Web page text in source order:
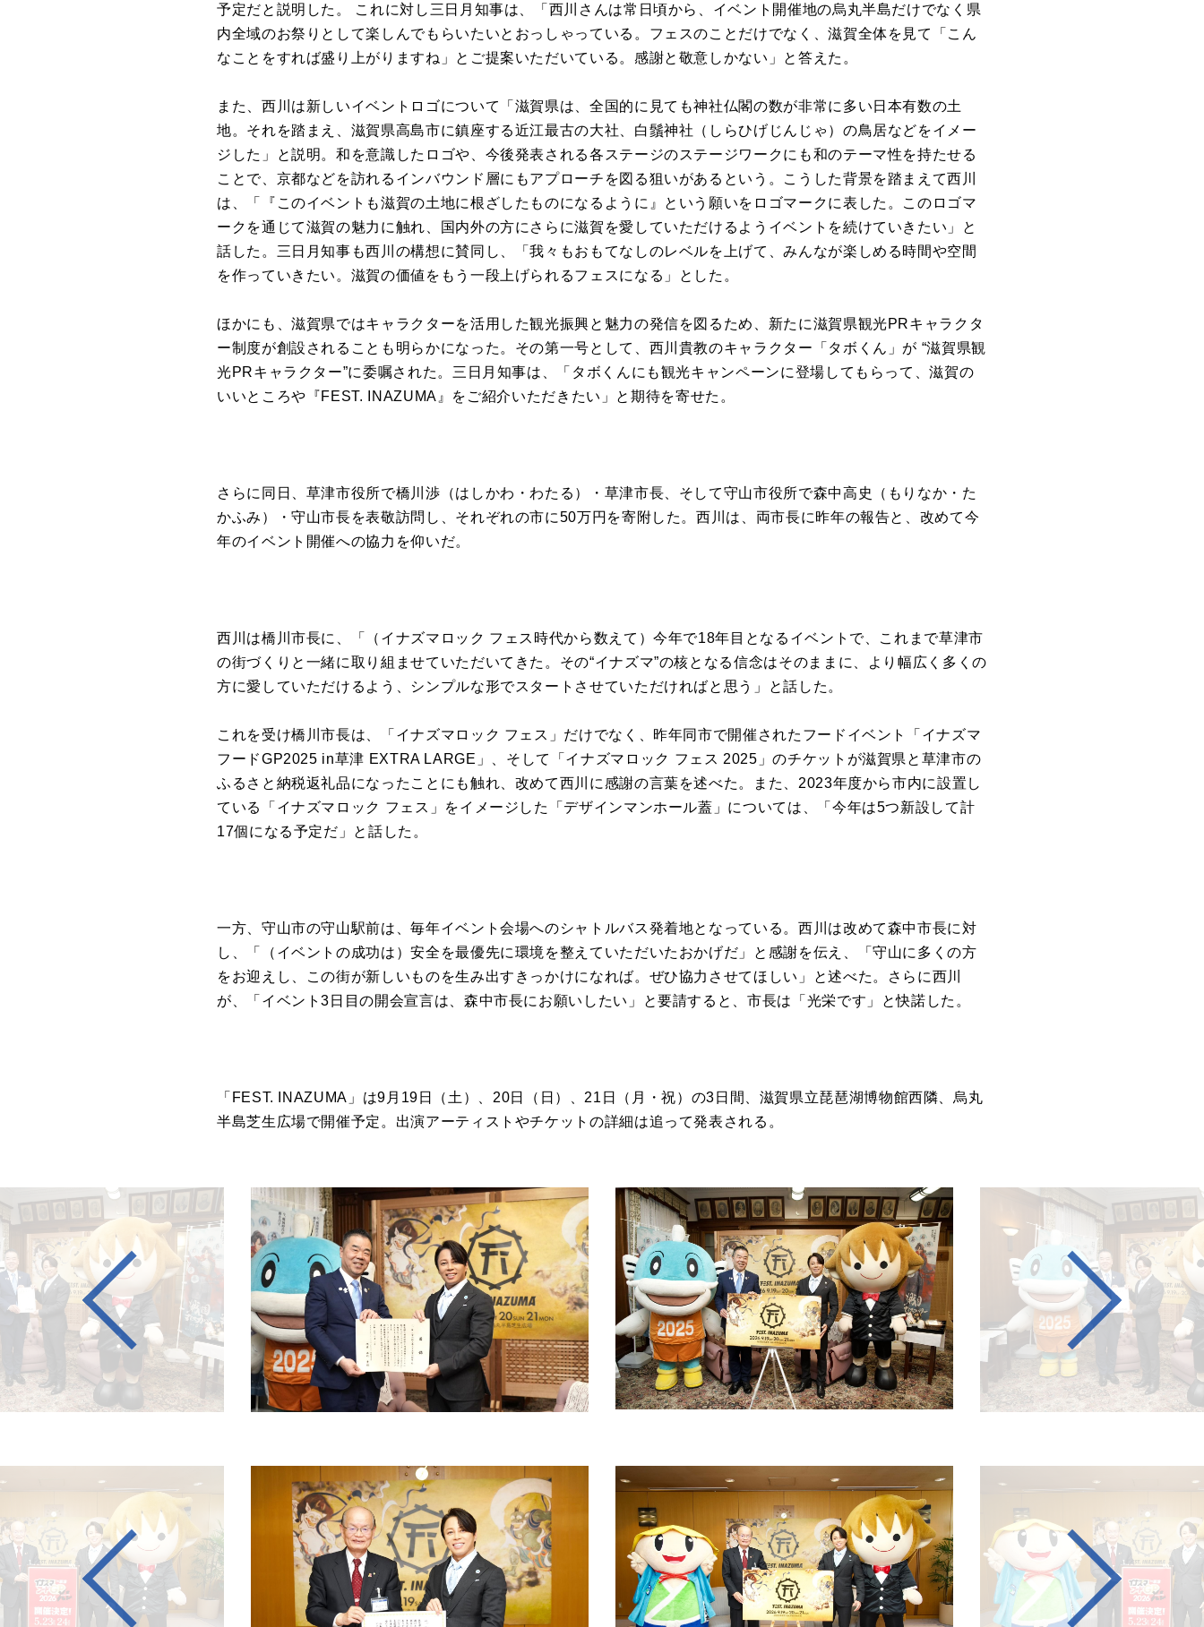
予定だと説明した。 これに対し三日月知事は、「西川さんは常日頃から、イベント開催地の烏丸半島だけでなく県
内全域のお祭りとして楽しんでもらいたいとおっしゃっている。フェスのことだけでなく、滋賀全体を見て「こん
なことをすれば盛り上がりますね」とご提案いただいている。感謝と敬意しかない」と答えた。
また、西川は新しいイベントロゴについて「滋賀県は、全国的に見ても神社仏閣の数が非常に多い日本有数の土
地。それを踏まえ、滋賀県高島市に鎮座する近江最古の大社、白鬚神社（しらひげじんじゃ）の鳥居などをイメー
ジした」と説明。和を意識したロゴや、今後発表される各ステージのステージワークにも和のテーマ性を持たせる
ことで、京都などを訪れるインバウンド層にもアプローチを図る狙いがあるという。こうした背景を踏まえて西川
は、「『このイベントも滋賀の土地に根ざしたものになるように』という願いをロゴマークに表した。このロゴマ
ークを通じて滋賀の魅力に触れ、国内外の方にさらに滋賀を愛していただけるようイベントを続けていきたい」と
話した。三日月知事も西川の構想に賛同し、「我々もおもてなしのレベルを上げて、みんなが楽しめる時間や空間
を作っていきたい。滋賀の価値をもう一段上げられるフェスになる」とした。
ほかにも、滋賀県ではキャラクターを活用した観光振興と魅力の発信を図るため、新たに滋賀県観光PRキャラクタ
ー制度が創設されることも明らかになった。その第一号として、西川貴教のキャラクター「タボくん」が “滋賀県観
光PRキャラクター”に委嘱された。三日月知事は、「タボくんにも観光キャンペーンに登場してもらって、滋賀の
いいところや『FEST. INAZUMA』をご紹介いただきたい」と期待を寄せた。
さらに同日、草津市役所で橋川渉（はしかわ・わたる）・草津市長、そして守山市役所で森中高史（もりなか・た
かふみ）・守山市長を表敬訪問し、それぞれの市に50万円を寄附した。西川は、両市長に昨年の報告と、改めて今
年のイベント開催への協力を仰いだ。
西川は橋川市長に、「（イナズマロック フェス時代から数えて）今年で18年目となるイベントで、これまで草津市
の街づくりと一緒に取り組ませていただいてきた。その“イナズマ”の核となる信念はそのままに、より幅広く多くの
方に愛していただけるよう、シンプルな形でスタートさせていただければと思う」と話した。
これを受け橋川市長は、「イナズマロック フェス」だけでなく、昨年同市で開催されたフードイベント「イナズマ
フードGP2025 in草津 EXTRA LARGE」、そして「イナズマロック フェス 2025」のチケットが滋賀県と草津市の
ふるさと納税返礼品になったことにも触れ、改めて西川に感謝の言葉を述べた。また、2023年度から市内に設置し
ている「イナズマロック フェス」をイメージした「デザインマンホール蓋」については、「今年は5つ新設して計
17個になる予定だ」と話した。
一方、守山市の守山駅前は、毎年イベント会場へのシャトルバス発着地となっている。西川は改めて森中市長に対
し、「（イベントの成功は）安全を最優先に環境を整えていただいたおかげだ」と感謝を伝え、「守山に多くの方
をお迎えし、この街が新しいものを生み出すきっかけになれば。ぜひ協力させてほしい」と述べた。さらに西川
が、「イベント3日目の開会宣言は、森中市長にお願いしたい」と要請すると、市長は「光栄です」と快諾した。
「FEST. INAZUMA」は9月19日（土）、20日（日）、21日（月・祝）の3日間、滋賀県立琵琶湖博物館西隣、烏丸
半島芝生広場で開催予定。出演アーティストやチケットの詳細は追って発表される。